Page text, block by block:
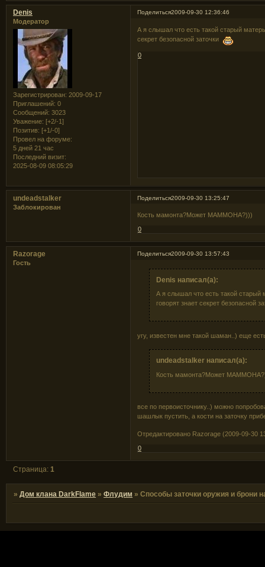
Поделиться2009-09-30 12:36:46
Denis
Модератор
Зарегистрирован: 2009-09-17
Приглашений: 0
Сообщений: 3023
Уважение: [+2/-1]
Позитив: [+1/-0]
Провел на форуме:
5 дней 21 час
Последний визит:
2025-08-09 08:05:29
А я слышал что есть такой старый
секрет безопасной заточки
0
Поделиться2009-09-30 13:25:47
undeadstalker
Заблокирован
Кость мамонта?Может МАММОНА?)))
0
Поделиться2009-09-30 13:57:43
Razorage
Гость
Denis написал(а):
А я слышал что есть такой
говорят знает секрет безопасной
угу, известен мне такой шаман..) еще
undeadstalker написал(а):
Кость мамонта?Может
все по первоисточнику..) можно
шашлык пустить, а кости на заточку
Отредактировано Razorage (2009-09-30
0
Страница:1
»Дом клана DarkFlame »Флудим »Способы заточки оружия и брони